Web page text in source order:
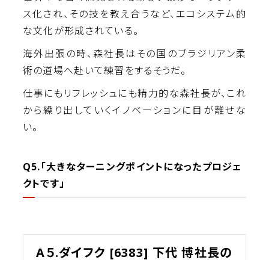
ス化され、その技を教え合うなど、エコシステム的
な文化が形成されている。
海外出張の時、森社長はその国のブラジリアン柔
術の道場へ赴いて練習をするそうだ。
仕事にもリフレッシュにも精力的な森社長が、これ
から繰り出していくイノベーションに目が離せな
い。
Q5.「大きなターニングポイントになったプロジェ
クトです」
A５.ダイフク [6383] 下代 博社長の